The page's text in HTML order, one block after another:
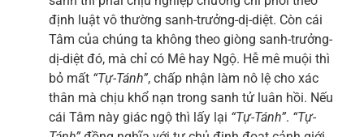
định luật vô thường sanh-trưởng-dị-diệt. Còn cái
Tâm của chúng ta không theo giòng sanh-trưởng-
dị-diệt đó, mà chỉ có Mê hay Ngộ. Hễ mê muội thì
bỏ mất “Tự-Tánh”, chấp nhận làm nô lệ cho xác
thân mà chịu khổ nạn trong sanh tử luân hồi. Nếu
cái Tâm này giác ngộ thì lấy lại “Tự-Tánh”. “Tự-